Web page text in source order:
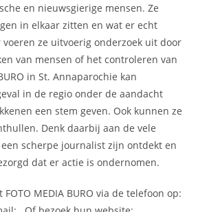
en nieuwsgierige mensen. Ze
in elkaar zitten en wat er echt
voeren ze uitvoerig onderzoek uit door
van mensen of het controleren van
in St. Annaparochie kan
in de regio onder de aandacht
een stem geven. Ook kunnen ze
Denk daarbij aan de vele
scherpe journalist zijn ontdekt en
dat er actie is ondernomen.
MEDIA BURO via de telefoon op: